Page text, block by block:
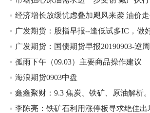
经济增长放缓忧虑叠加飓风来袭 油价
孤雨下午（09.03）主要商品操作建议
海浪期货0903中盘
鑫鑫聚财：9.3 焦炭、铁矿、原油解析。